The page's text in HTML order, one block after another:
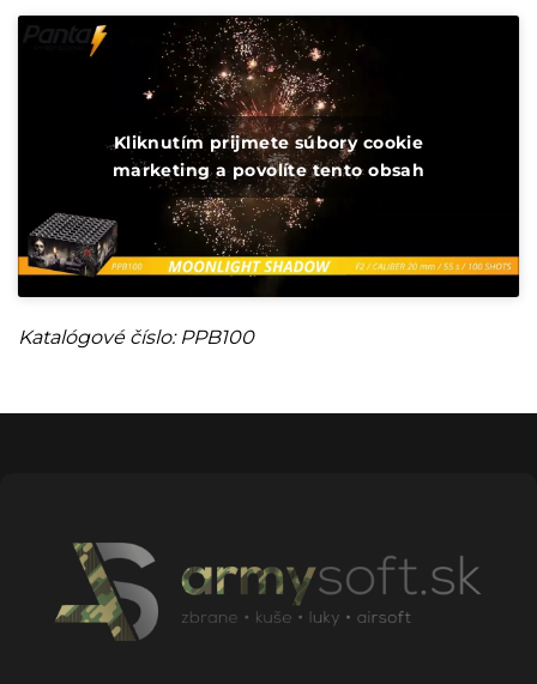
Kliknutím prijmete súbory cookie
marketing a povolíte tento obsah
Katalógové číslo: PPB100